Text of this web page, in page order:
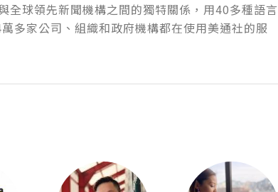
全球領先新聞機構之間的獨特關係，用40多種語言
多家公司、組織和政府機構都在使用美通社的服